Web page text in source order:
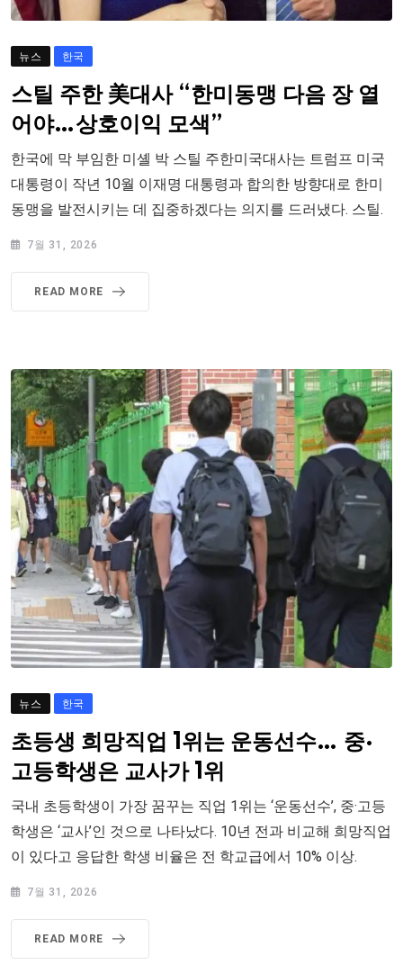
뉴스 한국
스틸 주한 美대사 “한미동맹 다음 장 열
어야…상호이익 모색”
한국에 막 부임한 미셸 박 스틸 주한미국대사는 트럼프 미국
대통령이 작년 10월 이재명 대통령과 합의한 방향대로 한미
동맹을 발전시키는 데 집중하겠다는 의지를 드러냈다. 스틸.
7월 31, 2026
READ MORE
뉴스 한국
초등생 희망직업 1위는 운동선수… 중·
고등학생은 교사가 1위
국내 초등학생이 가장 꿈꾸는 직업 1위는 ‘운동선수’, 중·고등
학생은 ‘교사’인 것으로 나타났다. 10년 전과 비교해 희망직업
이 있다고 응답한 학생 비율은 전 학교급에서 10% 이상.
7월 31, 2026
READ MORE